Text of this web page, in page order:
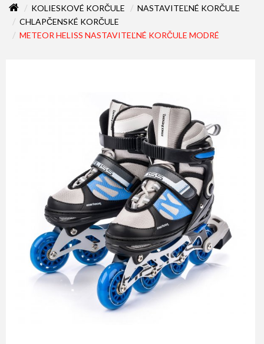
KOLIESKOVÉ KORČULE
NASTAVITEĽNÉ KORČULE
CHLAPČENSKÉ KORČULE
METEOR HELISS NASTAVITEĽNÉ KORČULE MODRÉ